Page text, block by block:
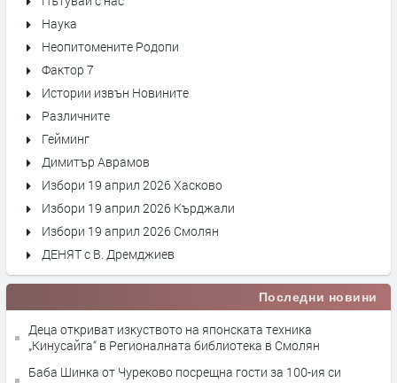
Наука
Неопитомените Родопи
Фактор 7
Истории извън Новините
Различните
Гейминг
Димитър Аврамов
Избори 19 април 2026 Хасково
Избори 19 април 2026 Кърджали
Избори 19 април 2026 Смолян
ДЕНЯТ с В. Дремджиев
Последни новини
Деца откриват изкуството на японската техника
„Кинусайга“ в Регионалната библиотека в Смолян
Баба Шинка от Чуреково посрещна гости за 100-ия си